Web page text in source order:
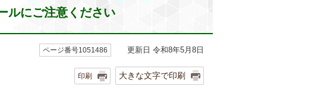
ルにご注意ください
ページ番号1051486 更新日 令和8年5月8日
印刷 大きな文字で印刷